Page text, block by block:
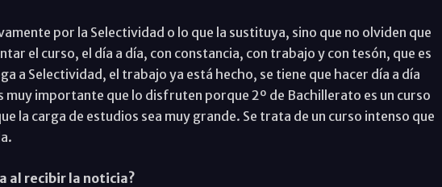
por la Selectividad o lo que la sustituya, sino que no olviden que
el curso, el día a día, con constancia, con trabajo y con tesón, que es
a Selectividad, el trabajo ya está hecho, se tiene que hacer día a día
muy importante que lo disfruten porque 2º de Bachillerato es un curso
la carga de estudios sea muy grande. Se trata de un curso intenso que
al recibir la noticia?